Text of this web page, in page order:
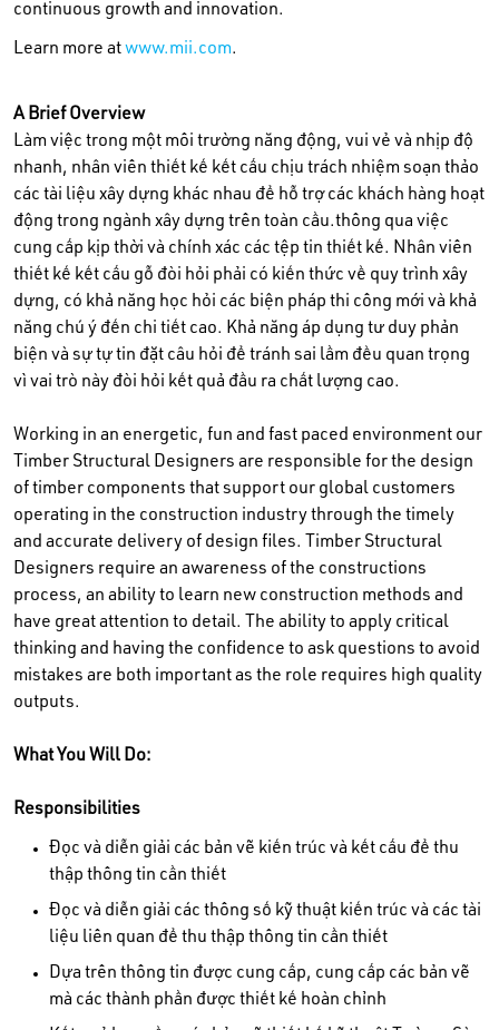
continuous growth and innovation.
Learn more atwww.mii.com.
A Brief Overview
Làm việc trong một môi trường năng động, vui vẻ và nhịp độ
nhanh, nhân viên thiết kế kết cấu chịu trách nhiệm soạn thảo
các tài liệu xây dựng khác nhau để hỗ trợ các khách hàng hoạt
động trong ngành xây dựng trên toàn cầu.thông qua việc
cung cấp kịp thời và chính xác các tệp tin thiết kế. Nhân viên
thiết kế kết cấu gỗ đòi hỏi phải có kiến thức về quy trình xây
dựng, có khả năng học hỏi các biện pháp thi công mới và khả
năng chú ý đến chi tiết cao. Khả năng áp dụng tư duy phản
biện và sự tự tin đặt câu hỏi để tránh sai lầm đều quan trọng
vì vai trò này đòi hỏi kết quả đầu ra chất lượng cao.
Working in an energetic, fun and fast paced environment our
Timber Structural Designers are responsible for the design
of timber components that support our global customers
operating in the construction industry through the timely
and accurate delivery of design files. Timber Structural
Designers require an awareness of the constructions
process, an ability to learn new construction methods and
have great attention to detail. The ability to apply critical
thinking and having the confidence to ask questions to avoid
mistakes are both important as the role requires high quality
outputs.
What You Will Do:
Responsibilities
Đọc và diễn giải các bản vẽ kiến trúc và kết cấu để thu
thập thông tin cần thiết
Đọc và diễn giải các thông số kỹ thuật kiến trúc và các tài
liệu liên quan để thu thập thông tin cần thiết
Dựa trên thông tin được cung cấp, cung cấp các bản vẽ
mà các thành phần được thiết kế hoàn chỉnh